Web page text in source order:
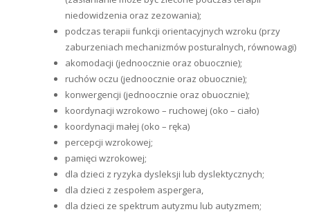
niedowidzenia oraz zezowania);
podczas terapii funkcji orientacyjnych wzroku (przy
zaburzeniach mechanizmów posturalnych, równowagi)
akomodacji (jednoocznie oraz obuocznie);
ruchów oczu (jednoocznie oraz obuocznie);
konwergencji (jednoocznie oraz obuocznie);
koordynacji wzrokowo – ruchowej (oko – ciało)
koordynacji małej (oko – ręka)
percepcji wzrokowej;
pamięci wzrokowej;
dla dzieci z ryzyka dysleksji lub dyslektycznych;
dla dzieci z zespołem aspergera,
dla dzieci ze spektrum autyzmu lub autyzmem;